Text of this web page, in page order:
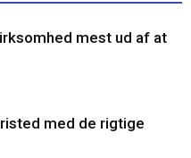
mest ud af at
med de rigtige